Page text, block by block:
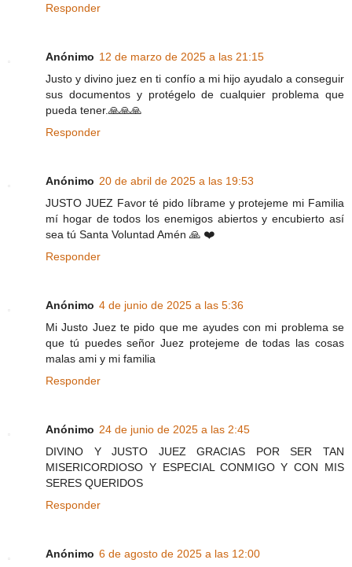
Responder
Anónimo 12 de marzo de 2025 a las 21:15
Justo y divino juez en ti confío a mi hijo ayudalo a conseguir
sus documentos y protégelo de cualquier problema que
pueda tener.🙏🙏🙏
Responder
Anónimo 20 de abril de 2025 a las 19:53
JUSTO JUEZ Favor té pido líbrame y protejeme mi Familia
mí hogar de todos los enemigos abiertos y encubierto así
sea tú Santa Voluntad Amén 🙏 ❤️
Responder
Anónimo 4 de junio de 2025 a las 5:36
Mi Justo Juez te pido que me ayudes con mi problema se
que tú puedes señor Juez protejeme de todas las cosas
malas ami y mi familia
Responder
Anónimo 24 de junio de 2025 a las 2:45
DIVINO Y JUSTO JUEZ GRACIAS POR SER TAN
MISERICORDIOSO Y ESPECIAL CONMIGO Y CON MIS
SERES QUERIDOS
Responder
Anónimo 6 de agosto de 2025 a las 12:00